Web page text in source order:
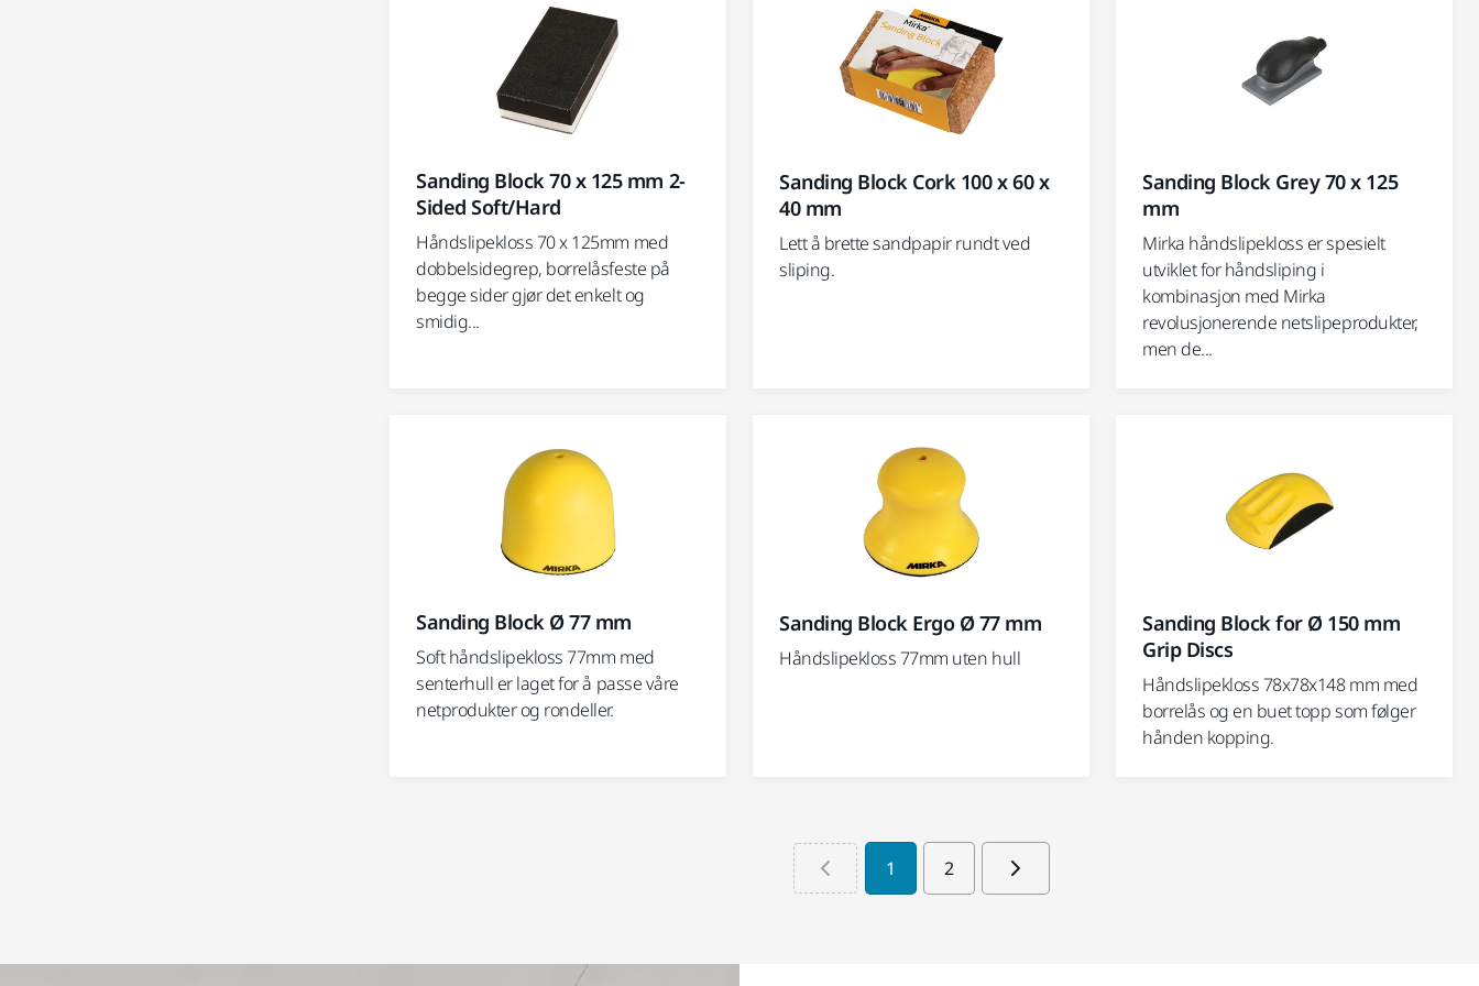
Sanding Block 70 x 125 mm 2-
Sided Soft/Hard
Håndslipekloss 70 x 125mm med
dobbelsidegrep, borrelåsfeste på
begge sider gjør det enkelt og
smidig...
Sanding Block Cork 100 x 60 x
40 mm
Lett å brette sandpapir rundt ved
sliping.
Sanding Block Grey 70 x 125
mm
Mirka håndslipekloss er spesielt
utviklet for håndsliping i
kombinasjon med Mirka
revolusjonerende netslipeprodukter,
men de...
Sanding Block Ø 77 mm
Soft håndslipekloss 77mm med
senterhull er laget for å passe våre
netprodukter og rondeller.
Sanding Block Ergo Ø 77 mm
Håndslipekloss 77mm uten hull
Sanding Block for Ø 150 mm
Grip Discs
Håndslipekloss 78x78x148 mm med
borrelås og en buet topp som følger
hånden kopping.
1 2